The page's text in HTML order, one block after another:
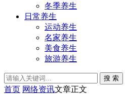
冬季养生
日常养生
运动养生
名家养生
美食养生
旅游养生
搜 索
首页 网络资讯文章正文